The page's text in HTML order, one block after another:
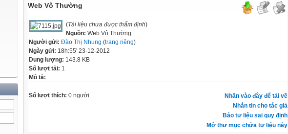
Web Vô Thường
(Tài liệu chưa được thẩm định)
Nguồn: Web Vô Thường
Người gửi: Đào Thị Nhung (trang riêng)
Ngày gửi: 18h:55' 23-12-2012
Dung lượng: 143.8 KB
Số lượt tải: 1
Mô tả:
Nhấn vào đây để tải về
Nhắn tin cho tác giả
Báo tư liệu sai quy định
Mở thư mục chứa tư liệu này
Số lượt thích: 0 người